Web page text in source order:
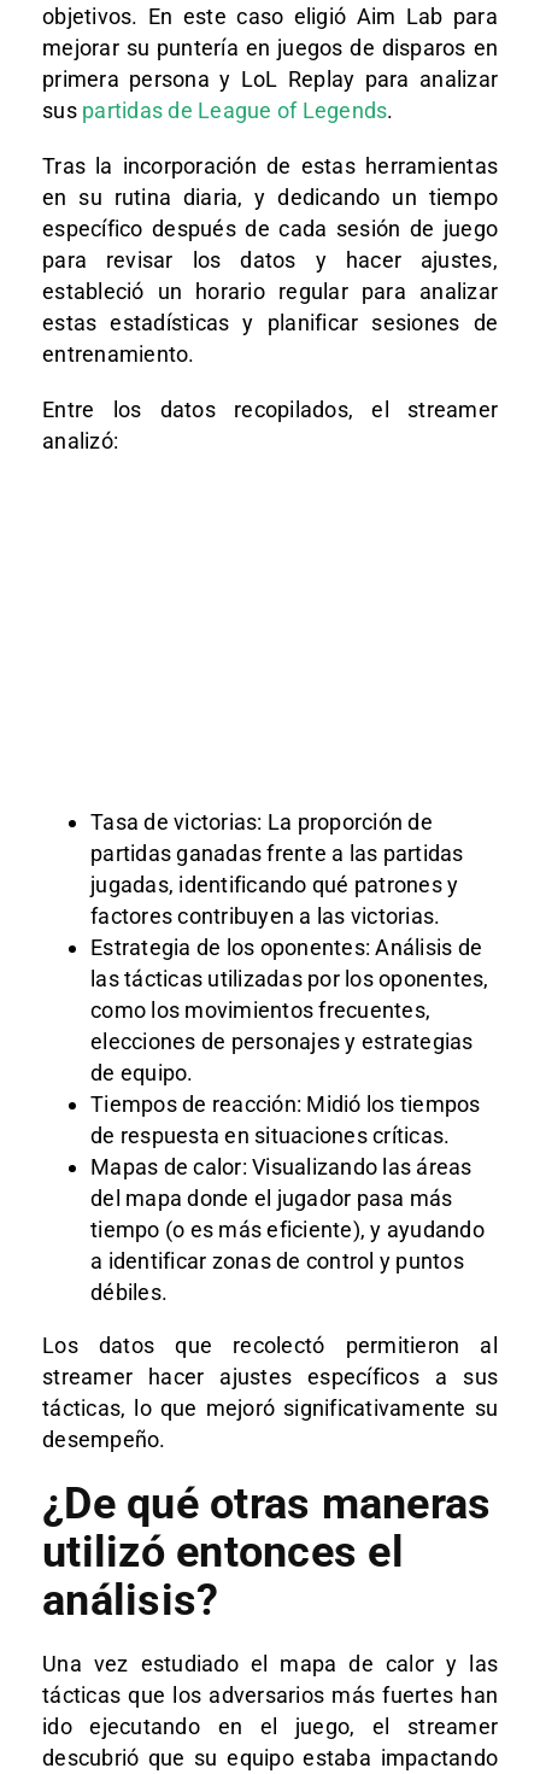
objetivos. En este caso eligió Aim Lab para
mejorar su puntería en juegos de disparos en
primera persona y LoL Replay para analizar
sus partidas de League of Legends.
Tras la incorporación de estas herramientas
en su rutina diaria, y dedicando un tiempo
específico después de cada sesión de juego
para revisar los datos y hacer ajustes,
estableció un horario regular para analizar
estas estadísticas y planificar sesiones de
entrenamiento.
Entre los datos recopilados, el streamer
analizó:
Tasa de victorias: La proporción de
partidas ganadas frente a las partidas
jugadas, identificando qué patrones y
factores contribuyen a las victorias.
Estrategia de los oponentes: Análisis de
las tácticas utilizadas por los oponentes,
como los movimientos frecuentes,
elecciones de personajes y estrategias
de equipo.
Tiempos de reacción: Midió los tiempos
de respuesta en situaciones críticas.
Mapas de calor: Visualizando las áreas
del mapa donde el jugador pasa más
tiempo (o es más eficiente), y ayudando
a identificar zonas de control y puntos
débiles.
Los datos que recolectó permitieron al
streamer hacer ajustes específicos a sus
tácticas, lo que mejoró significativamente su
desempeño.
¿De qué otras maneras
utilizó entonces el
análisis?
Una vez estudiado el mapa de calor y las
tácticas que los adversarios más fuertes han
ido ejecutando en el juego, el streamer
descubrió que su equipo estaba impactando